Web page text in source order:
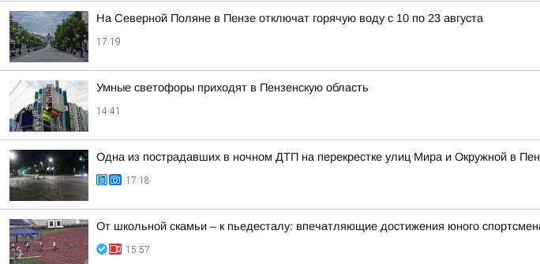
На Северной Поляне в Пензе отключат горячую воду с 10 по 23 августа
17:19
Умные светофоры приходят в Пензенскую область
14:41
Одна из пострадавших в ночном ДТП на перекрестке улиц Мира и Окружной в
17:18
От школьной скамьи – к пьедесталу: впечатляющие достижения юного
15:57